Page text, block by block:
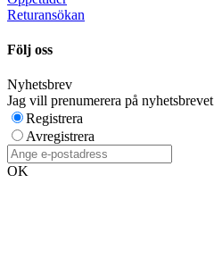
Returansökan
Följ oss
Nyhetsbrev
Jag vill prenumerera på nyhetsbrevet
Registrera
Avregistrera
OK